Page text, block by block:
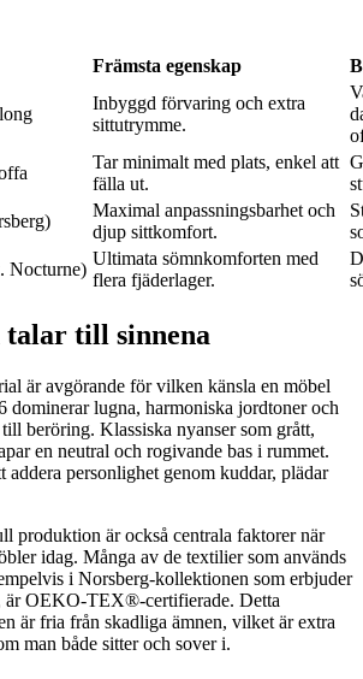
Främsta egenskap
Inbyggd förvaring och extra
sittutrymme.
Tar minimalt med plats, enkel att
fälla ut.
Maximal anpassningsbarhet och
djup sittkomfort.
Nocturne)
Ultimata sömnkomforten med
flera fjäderlager.
till sinnena
är avgörande för vilken känsla en möbel
dominerar lugna, harmoniska jordtoner och
beröring. Klassiska nyanser som grått,
en neutral och rogivande bas i rummet.
addera personlighet genom kuddar, plädar
produktion är också centrala faktorer när
idag. Många av de textilier som används
i Norsberg-kollektionen som erbjuder
är OEKO-TEX®-certifierade. Detta
är fria från skadliga ämnen, vilket är extra
man både sitter och sover i.